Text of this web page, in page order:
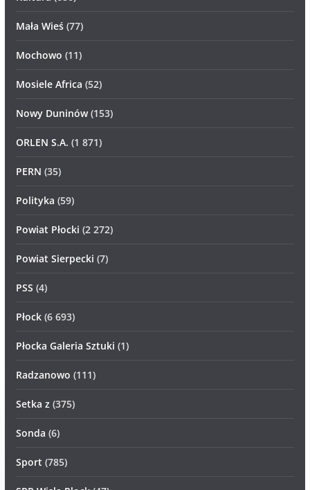
Mała Wieś(77)
Mochowo (11)
Mosiele Africa (52)
Nowy Duninów(153)
ORLEN S.A. (1 871)
PERN (35)
Polityka (59)
Powiat Płocki (2 272)
Powiat Sierpecki (7)
PSS (4)
Płock(6 693)
Płocka Galeria Sztuki (1)
Radzanowo (111)
Setka z(375)
Sonda (6)
Sport (785)